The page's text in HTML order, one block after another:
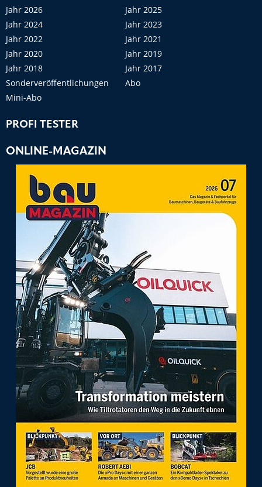
Jahr 2026
Jahr 2025
Jahr 2024
Jahr 2023
Jahr 2022
Jahr 2021
Jahr 2020
Jahr 2019
Jahr 2018
Jahr 2017
Sonderveröffentlichungen
Abo
Mini-Abo
PROFI TESTER
ONLINE-MAGAZIN